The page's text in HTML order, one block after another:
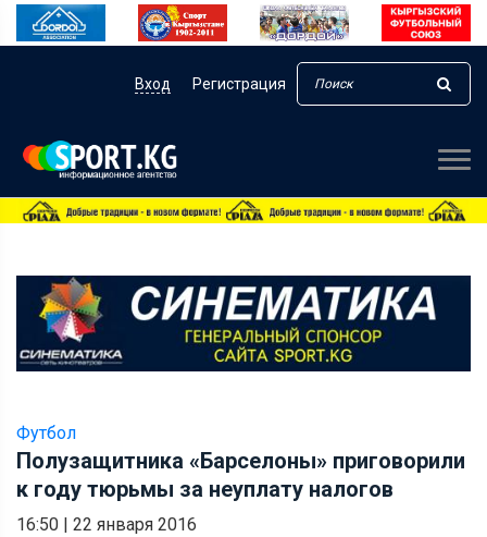
Вход Регистрация
Футбол
Полузащитника «Барселоны» приговорили
к году тюрьмы за неуплату налогов
16:50 | 22 января 2016